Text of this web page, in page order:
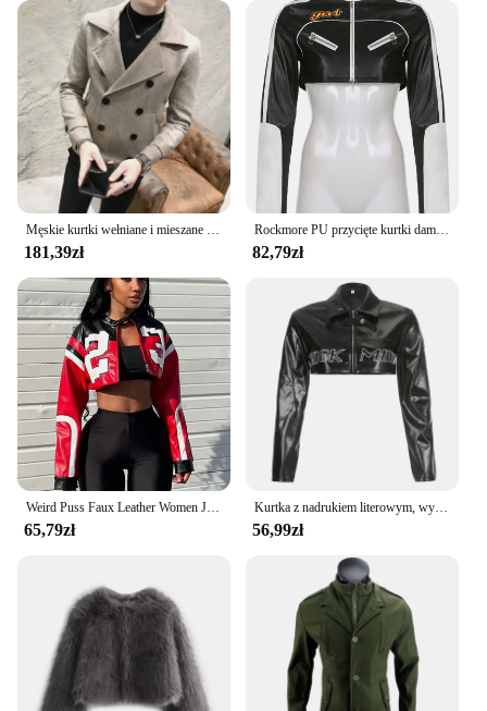
Męskie kurtki wełniane i mieszane Zimowe wyprzedaże Wiosna Jesień Joker Odzież Moda 2024 Płaszcze męskie Estetyczne oferty oryginalnych marek
181,39zł
Rockmore PU przycięte kurtki damskie w stylu Punk Patchwork zamek ze stójką płaszcze bomberki Streetwear jesienna skórzana odzież wierzchnia 2022
82,79zł
Weird Puss Faux Leather Women Jacket Hipster Letter Print Autumn Trend Casual Sporty Wild Streetwear Uniform Varsity Crop Coat
65,79zł
Kurtka z nadrukiem literowym, wycięta zapięcie na zamek błyskawiczny wyszywania skóry pchu, krótka kurtka Moto płaszcz z suwakiem jesienna bluza uliczna
56,99zł